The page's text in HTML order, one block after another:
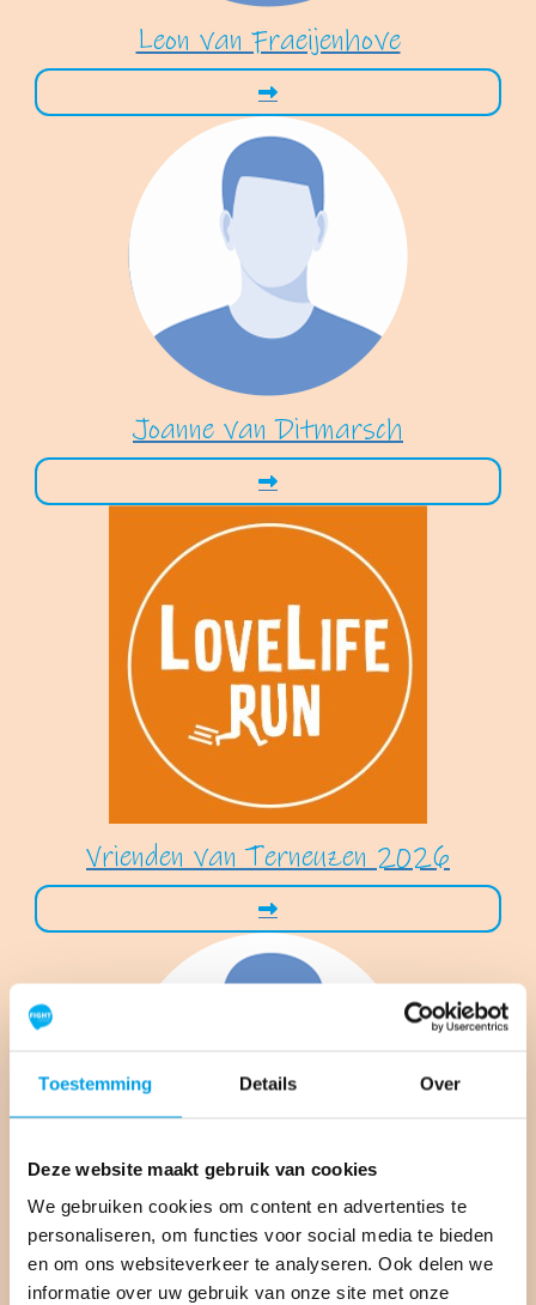
Toestemming Details Over
Deze website maakt gebruik van cookies
We gebruiken cookies om content en advertenties te
personaliseren, om functies voor social media te bieden
en om ons websiteverkeer te analyseren. Ook delen we
informatie over uw gebruik van onze site met onze
Leon van Fraeijenhove
Joanne van Ditmarsch
Vrienden van Terneuzen 2026
Steven van Fraeijenhove